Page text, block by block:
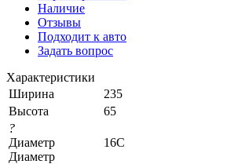
Наличие
Отзывы
Подходит к авто
Задать вопрос
Характеристики
Ширина
235
Высота
65
?
Диаметр
Диаметр
16C